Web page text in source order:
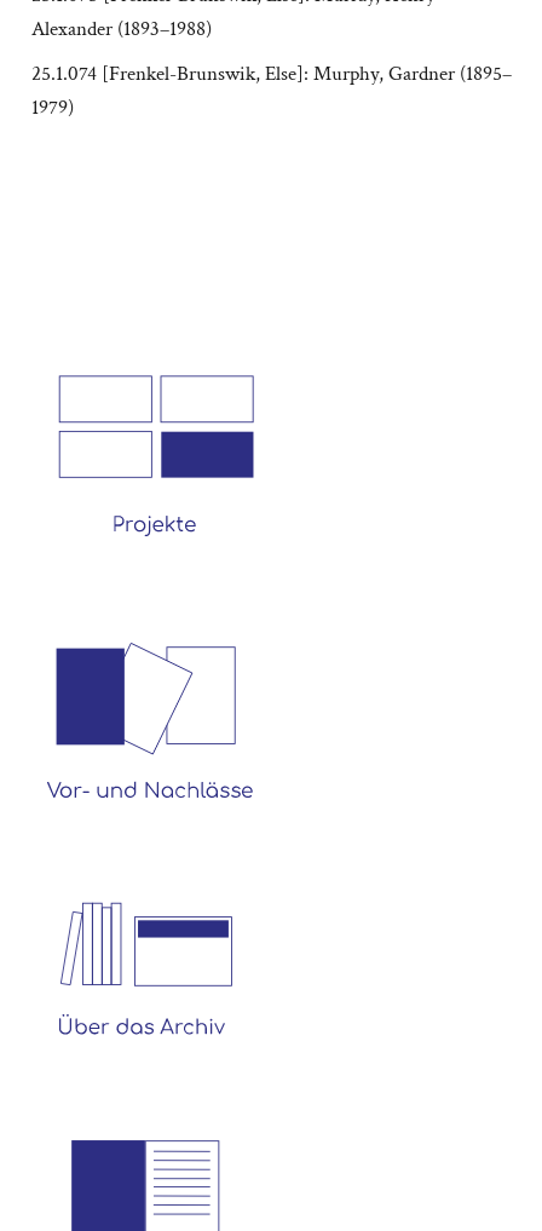
Alexander (1893–1988)
25.1.074 [Frenkel-Brunswik, Else]: Murphy, Gardner (1895–
1979)